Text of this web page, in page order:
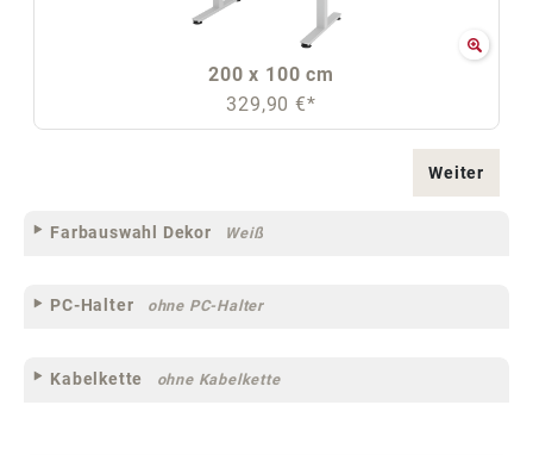
200 x 100 cm
329,90 €*
Weiter
Farbauswahl Dekor Weiß
PC-Halter ohne PC-Halter
Kabelkette ohne Kabelkette